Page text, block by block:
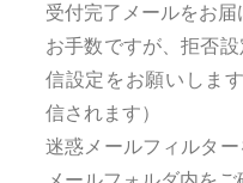
受付完了メールをお届
お手数ですが、拒否
信設定をお願いしま
信されます）
迷惑メールフィルタ